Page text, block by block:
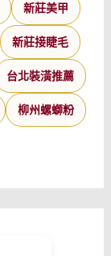
新莊美甲
新莊接睫毛
台北裝潢推薦
柳州螺螄粉